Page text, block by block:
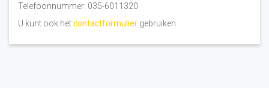
Telefoonnummer: 035-6011320
U kunt ook hetcontactformulier gebruiken.